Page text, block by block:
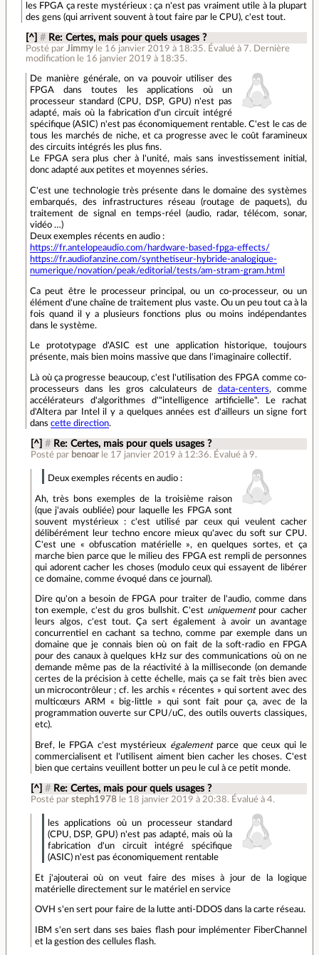
les FPGA ça reste mystérieux : ça n'est pas vraiment utile à la plupart
des gens (qui arrivent souvent à tout faire par le CPU), c'est tout.
[^] # Re: Certes, mais pour quels usages ?
Posté parJimmy le 16 janvier 2019 à 18:35. Évalué à7. Dernière
modification le 16 janvier 2019 à 18:35.
De manière générale, on va pouvoir utiliser des
FPGA dans toutes les applications où un
processeur standard (CPU, DSP, GPU) n'est pas
adapté, mais où la fabrication d'un circuit intégré
spécifique (ASIC) n'est pas économiquement rentable. C'est le cas de
tous les marchés de niche, et ca progresse avec le coût faramineux
des circuits intégrés les plus fins.
Le FPGA sera plus cher à l'unité, mais sans investissement initial,
donc adapté aux petites et moyennes séries.
C'est une technologie très présente dans le domaine des systèmes
embarqués, des infrastructures réseau (routage de paquets), du
traitement de signal en temps-réel (audio, radar, télécom, sonar,
vidéo …)
Deux exemples récents en audio :
https://fr.antelopeaudio.com/hardware-based-fpga-effects/
https://fr.audiofanzine.com/synthetiseur-hybride-analogique-
numerique/novation/peak/editorial/tests/am-stram-gram.html
Ca peut être le processeur principal, ou un co-processeur, ou un
élément d'une chaîne de traitement plus vaste. Ou un peu tout ca à la
fois quand il y a plusieurs fonctions plus ou moins indépendantes
dans le système.
Le prototypage d'ASIC est une application historique, toujours
présente, mais bien moins massive que dans l'imaginaire collectif.
Là où ça progresse beaucoup, c'est l'utilisation des FPGA comme co-
processeurs dans les gros calculateurs dedata-centers, comme
accélérateurs d'algorithmes d'"intelligence artificielle". Le rachat
d'Altera par Intel il y a quelques années est d'ailleurs un signe fort
danscette direction.
[^] # Re: Certes, mais pour quels usages ?
Posté par benoar le 17 janvier 2019 à 12:36. Évalué à 9.
Deux exemples récents en audio :
Ah, très bons exemples de la troisième raison
(que j'avais oubliée) pour laquelle les FPGA sont
souvent mystérieux : c'est utilisé par ceux qui veulent cacher
délibérément leur techno encore mieux qu'avec du soft sur CPU.
C'est une « obfuscation matérielle », en quelques sortes, et ça
marche bien parce que le milieu des FPGA est rempli de personnes
qui adorent cacher les choses (modulo ceux qui essayent de libérer
ce domaine, comme évoqué dans ce journal).
Dire qu'on a besoin de FPGA pour traiter de l'audio, comme dans
ton exemple, c'est du gros bullshit. C'est uniquementpour cacher
leurs algos, c'est tout. Ça sert également à avoir un avantage
concurrentiel en cachant sa techno, comme par exemple dans un
domaine que je connais bien où on fait de la soft-radio en FPGA
pour des canaux à quelques kHz sur des communications où on ne
demande même pas de la réactivité à la milliseconde (on demande
certes de la précision à cette échelle, mais ça se fait très bien avec
un microcontrôleur ; cf. les archis « récentes » qui sortent avec des
multicœurs ARM « big-little » qui sont fait pour ça, avec de la
programmation ouverte sur CPU/uC, des outils ouverts classiques,
etc).
Bref, le FPGA c'est mystérieux égalementparce que ceux qui le
commercialisent et l'utilisent aiment bien cacher les choses. C'est
bien que certains veuillent botter un peu le cul à ce petit monde.
[^] # Re: Certes, mais pour quels usages ?
Posté par steph1978 le 18 janvier 2019 à 20:38. Évalué à 4.
les applications où un processeur standard
(CPU, DSP, GPU) n'est pas adapté, mais où la
fabrication d'un circuit intégré spécifique
(ASIC) n'est pas économiquement rentable
Et j'ajouterai où on veut faire des mises à jour de la logique
matérielle directement sur le matériel en service
OVH s'en sert pour faire de la lutte anti-DDOS dans la carte réseau.
IBM s'en sert dans ses baies flash pour implémenter FiberChannel
et la gestion des cellules flash.